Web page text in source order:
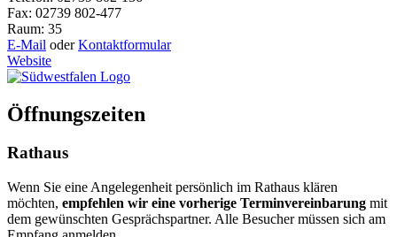
Fax: 02739 802-477
Raum: 35
E-Mail oderKontaktformular
Website
Öffnungszeiten
Rathaus
Wenn Sie eine Angelegenheit persönlich im Rathaus klären
möchten, empfehlen wir eine vorherige Terminvereinbarung mit
dem gewünschten Gesprächspartner. Alle Besucher müssen sich am